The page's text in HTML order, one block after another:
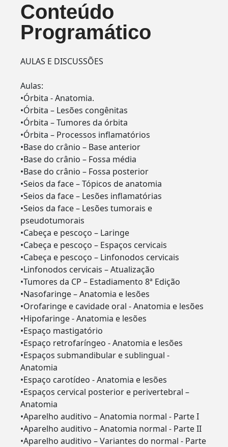
Conteúdo
Programático
AULAS E DISCUSSÕES
Aulas:
•Órbita - Anatomia.
•Órbita – Lesões congênitas
•Órbita – Tumores da órbita
•Órbita – Processos inflamatórios
•Base do crânio – Base anterior
•Base do crânio – Fossa média
•Base do crânio – Fossa posterior
•Seios da face – Tópicos de anatomia
•Seios da face – Lesões inflamatórias
•Seios da face – Lesões tumorais e
pseudotumorais
•Cabeça e pescoço – Laringe
•Cabeça e pescoço – Espaços cervicais
•Cabeça e pescoço – Linfonodos cervicais
•Linfonodos cervicais – Atualização
•Tumores da CP – Estadiamento 8ª Edição
•Nasofaringe – Anatomia e lesões
•Orofaringe e cavidade oral - Anatomia e lesões
•Hipofaringe - Anatomia e lesões
•Espaço mastigatório
•Espaço retrofaríngeo - Anatomia e lesões
•Espaços submandibular e sublingual -
Anatomia
•Espaço carotídeo - Anatomia e lesões
•Espaços cervical posterior e perivertebral –
Anatomia
•Aparelho auditivo – Anatomia normal - Parte I
•Aparelho auditivo – Anatomia normal - Parte II
•Aparelho auditivo – Variantes do normal - Parte